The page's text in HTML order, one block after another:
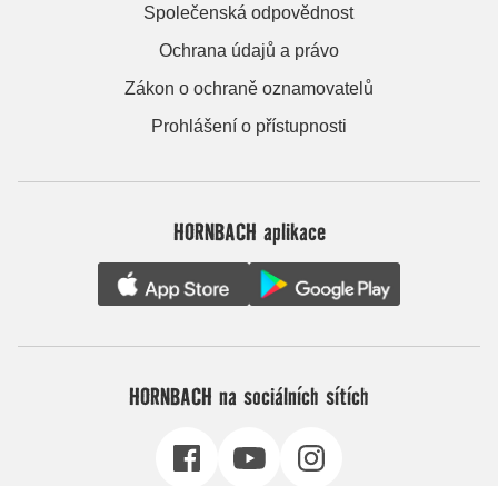
Společenská odpovědnost
Ochrana údajů a právo
Zákon o ochraně oznamovatelů
Prohlášení o přístupnosti
HORNBACH aplikace
HORNBACH na sociálních sítích